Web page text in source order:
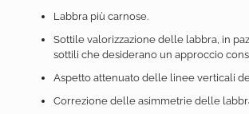
Labbra più carnose.
Sottile valorizzazione delle labbra, in
sottili che desiderano un approccio
Aspetto attenuato delle linee verticali
Correzione delle asimmetrie delle